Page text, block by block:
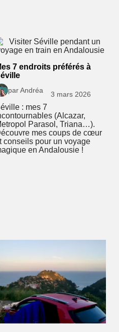
7 endroits préférés à
par Andréa
3 mars 2026
: mes 7
(Alcazar,
Parasol, Triana…).
mes coups de cœur
conseils pour un voyage
en Andalousie !